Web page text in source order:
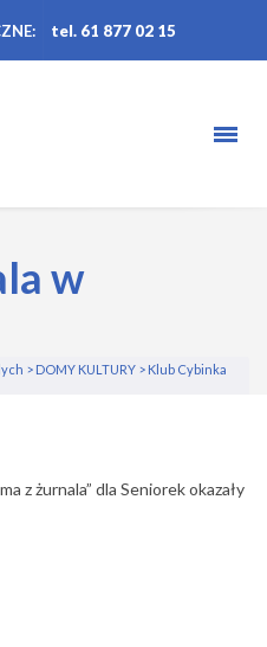
tel. 61 877 02 15
w
> DOMY KULTURY > Klub Cybinka
z żurnala” dla Seniorek okazały